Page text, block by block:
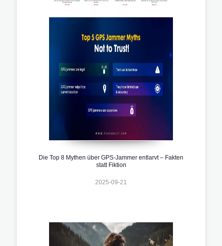
Die Top 8 Mythen über GPS-Jammer entlarvt – Fakten
statt Fiktion
2025-09-21